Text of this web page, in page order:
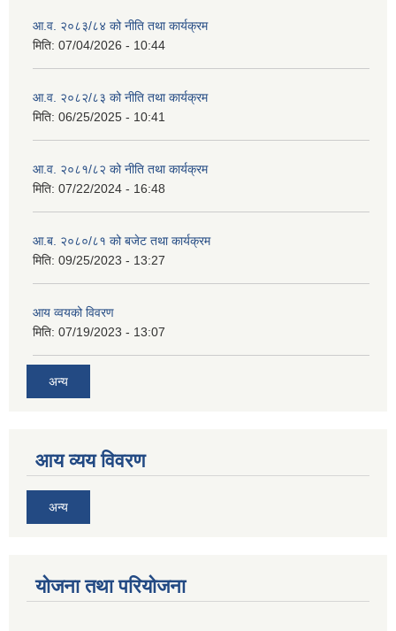
आ.व. २०८३/८४ को नीति तथा कार्यक्रम
मिति: 07/04/2026 - 10:44
आ.व. २०८२/८३ को नीति तथा कार्यक्रम
मिति: 06/25/2025 - 10:41
आ.व. २०८१/८२ को नीति तथा कार्यक्रम
मिति: 07/22/2024 - 16:48
आ.ब. २०८०/८१ को बजेट तथा कार्यक्रम
मिति: 09/25/2023 - 13:27
आय व्वयको विवरण
मिति: 07/19/2023 - 13:07
अन्य
आय व्यय विवरण
अन्य
याेजना तथा परियाेजना